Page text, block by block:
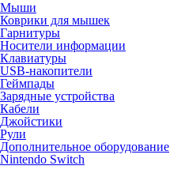
Мыши
Коврики для мышек
Гарнитуры
Носители информации
Клавиатуры
USB-накопители
Геймпады
Зарядные устройства
Кабели
Джойстики
Рули
Дополнительное оборудование
Nintendo Switch